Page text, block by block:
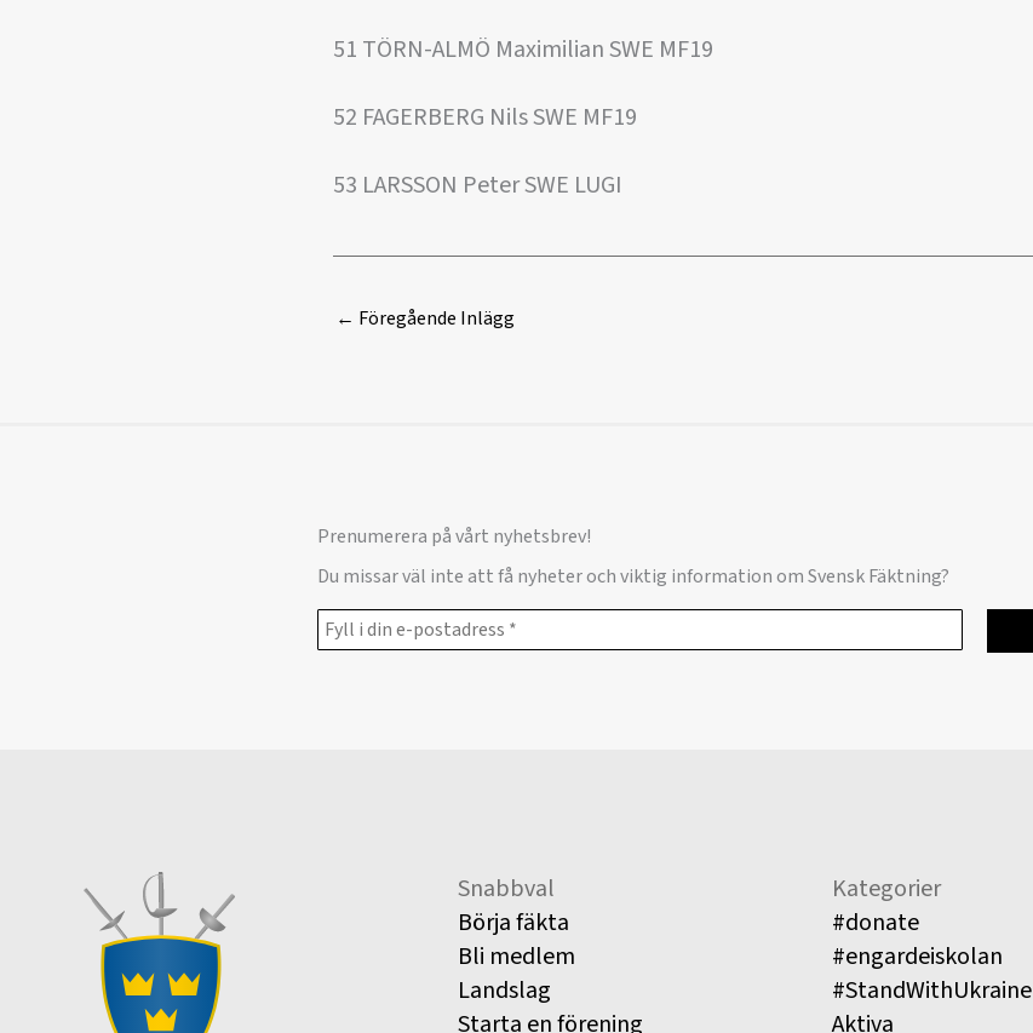
51 TÖRN-ALMÖ Maximilian SWE MF19
52 FAGERBERG Nils SWE MF19
53 LARSSON Peter SWE LUGI
← Föregående Inlägg
Prenumerera på vårt nyhetsbrev!
Du missar väl inte att få nyheter och viktig information om Svensk Fäktning?
Snabbval
Börja fäkta
Bli medlem
Landslag
Starta en förening
Kategorier
#donate
#engardeiskolan
#StandWithUkraine
Aktiva